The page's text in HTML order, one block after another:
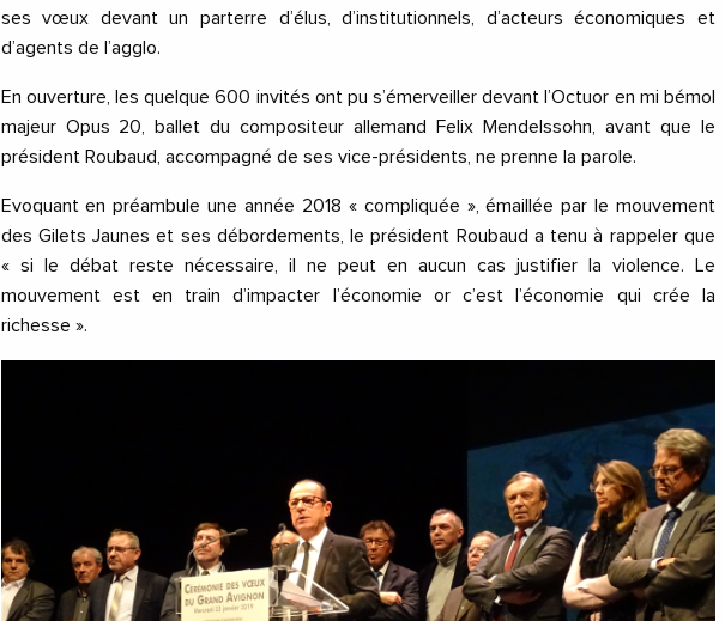
ses vœux devant un parterre d’élus, d’institutionnels, d’acteurs économiques et
d’agents de l’agglo.
En ouverture, les quelque 600 invités ont pu s’émerveiller devant l’Octuor en mi bémol
majeur Opus 20, ballet du compositeur allemand Felix Mendelssohn, avant que le
président Roubaud, accompagné de ses vice-présidents, ne prenne la parole.
Evoquant en préambule une année 2018 « compliquée », émaillée par le mouvement
des Gilets Jaunes et ses débordements, le président Roubaud a tenu à rappeler que
« si le débat reste nécessaire, il ne peut en aucun cas justifier la violence. Le
mouvement est en train d’impacter l’économie or c’est l’économie qui crée la
richesse ».